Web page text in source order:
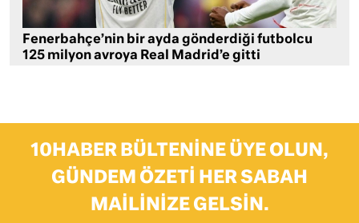
Fenerbahçe’nin bir ayda gönderdiği futbolcu
125 milyon avroya Real Madrid’e gitti
10HABER BÜLTENINE ÜYE OLUN,
GÜNDEM ÖZETI HER SABAH
MAILINIZE GELSIN.